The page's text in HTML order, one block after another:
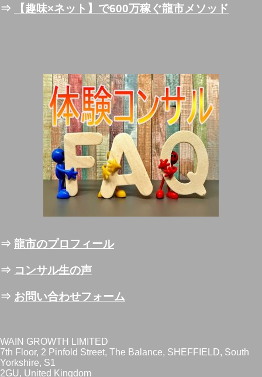
⇒ 【趣味×ネット】で600万稼ぐ龍市メソッド
⇒ 龍市のプロフィール
⇒ コンサル生の声
⇒ お問い合わせフォーム
WAIN GROWTH LIMITED
7th Floor, 2 Pinfold Street, The Balance, SHEFFIELD, South
Yorkshire, S1
2GU, United Kingdom